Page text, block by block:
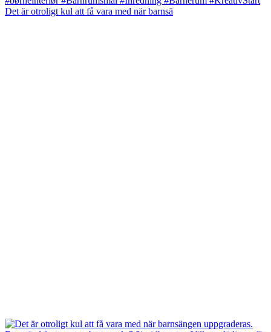
Det är otroligt kul att få vara med när barnsä